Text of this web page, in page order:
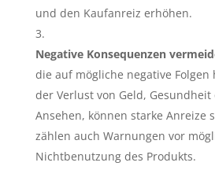
und den Kaufanreiz erhöhen.
Negative Konsequenzen
die auf mögliche negative Folgen
der Verlust von Geld, Gesundheit
Ansehen, können starke Anreize
zählen auch Warnungen vor
Nichtbenutzung des Produkts.